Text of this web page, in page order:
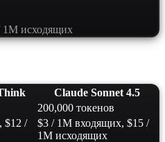
1M исходящих
Claude Sonnet 4.5
200,000 токенов
$12 /
$3 / 1M входящих, $15 /
1M исходящих